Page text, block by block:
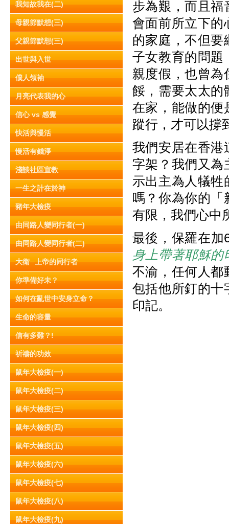
我知故我在(二)
母親節默想(三)
父親節默想(三)
出世與入世
僕人領袖
月亮代表我的心
信心 vs 感覺
快活與慢活
慢活有錢淨
淺談社區宣教
一生之計在於神
豬年大檢疫
由同路人變同行者(一)
由同路人變同行者(二)
大衛─上帝的同行者
你準備好未？
如何在亂世中安身立命？
生命的容量
信有多難？!
祈禱的功效
鼠年大檢疫(一)
鼠年大檢疫(二)
鼠年大檢疫(三)
鼠年大檢疫(四)
鼠年大檢疫(五)
鼠年大檢疫(六)
鼠年大檢疫(七)
鼠年大檢疫(八)
鼠年大檢疫(九)
步為艱，而且福
會面前所立下的
的家庭，不但要
子女教育的問題
親度假，也曾為
餒，需要太太的
在家，能做的便
蹤行，才可以撐
我們安居在香港
字架？我們又為
示出主為人犠牲
嗎？你為你的「
有限，我們心中
最後，保羅在加
身上帶著耶穌的
不渝，任何人都
包括他所釘的十
印記。